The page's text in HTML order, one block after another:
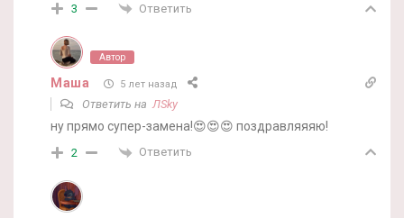
3 Ответить
Автор
Маша 5 лет назад
Ответить наЛSky
ну прямо супер-замена!😍😍😍 поздравляяяю!
2 Ответить